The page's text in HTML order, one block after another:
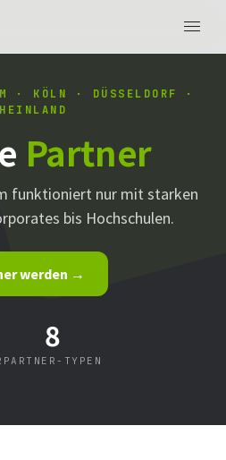
· KÖLN · DÜSSELDORF ·
Partner
funktioniert nur mit starken
bis Hochschulen.
werden →
8
PARTNER-TYPEN